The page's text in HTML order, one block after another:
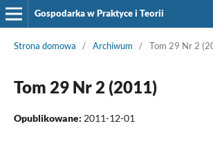
Gospodarka w Praktyce i Teorii
Strona domowa / Archiwum / Tom 29 Nr 2
Tom 29 Nr 2 (2011)
Opublikowane: 2011-12-01